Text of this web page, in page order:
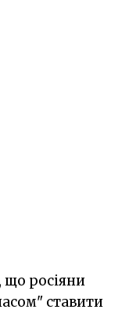
росіяни
ставити